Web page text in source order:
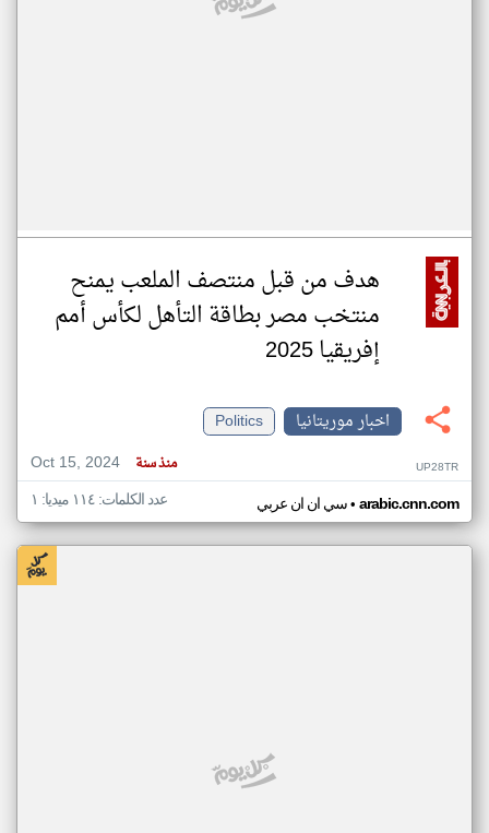
هدف من قبل منتصف الملعب يمنح
منتخب مصر بطاقة التأهل لكأس أمم
إفريقيا 2025
اخبار موريتانيا
Politics
Oct 15, 2024
منذ سنة UP28TR
سي ان ان عربي• arabic.cnn.com عدد الكلمات: ١١٤ ميديا: ١